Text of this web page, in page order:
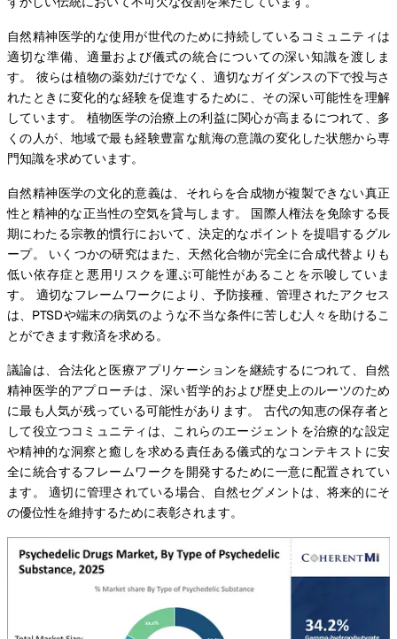
自然精神医学的な使用が世代のために持続しているコミュニティは
適切な準備、適量および儀式の統合についての深い知識を渡しま
す。 彼らは植物の薬効だけでなく、適切なガイダンスの下で投与さ
れたときに変化的な経験を促進するために、その深い可能性を理解
しています。 植物医学の治療上の利益に関心が高まるにつれて、多
くの人が、地域で最も経験豊富な航海の意識の変化した状態から専
門知識を求めています。
自然精神医学の文化的意義は、それらを合成物が複製できない真正
性と精神的な正当性の空気を貸与します。 国際人権法を免除する長
期にわたる宗教的慣行において、決定的なポイントを提唱するグル
ープ。 いくつかの研究はまた、天然化合物が完全に合成代替よりも
低い依存症と悪用リスクを運ぶ可能性があることを示唆していま
す。 適切なフレームワークにより、予防接種、管理されたアクセス
は、PTSDや端末の病気のような不当な条件に苦しむ人々を助けるこ
とができます救済を求める。
議論は、合法化と医療アプリケーションを継続するにつれて、自然
精神医学的アプローチは、深い哲学的および歴史上のルーツのため
に最も人気が残っている可能性があります。 古代の知恵の保存者と
して役立つコミュニティは、これらのエージェントを治療的な設定
や精神的な洞察と癒しを求める責任ある儀式的なコンテキストに安
全に統合するフレームワークを開発するために一意に配置されてい
ます。 適切に管理されている場合、自然セグメントは、将来的にそ
の優位性を維持するために表彰されます。